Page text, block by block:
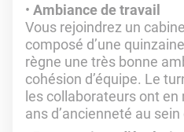
Ambiance de travail
Vous rejoindrez un
composé d’une
règne une très bonne
cohésion d’équipe. Le
les collaborateurs ont
ans d’ancienneté au